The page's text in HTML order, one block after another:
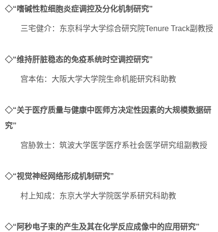
◇“嗜碱性粒细胞炎症调控及分化机制研究”
三宅健介：东京科学大学综合研究院Tenure Track副教授
◇“维持肝脏稳态的免疫系统时空调控研究”
宫本佑：大阪大学大学院生命机能研究科助教
◇“关于医疗质量与健康中医师方决定性因素的大规模数据研
究”
宫胁敦士：筑波大学医学医疗系社会医学研究组副教授
◇“视觉神经网络形成机制研究”
村上知成：东京大学大学院医学系研究科助教
◇“阿秒电子束的产生及其在化学反应成像中的应用研究”